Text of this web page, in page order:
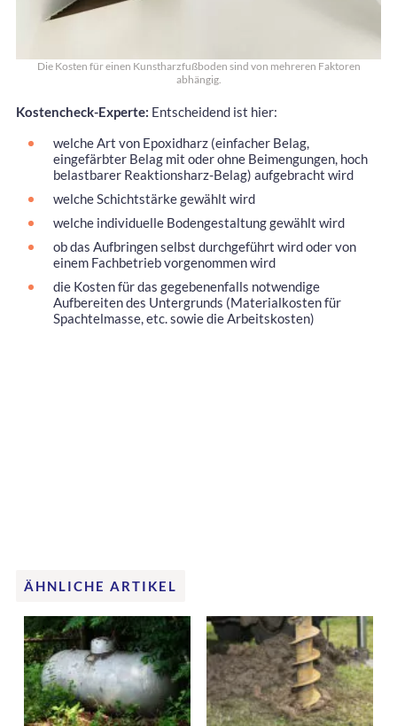
Die Kosten für einen Kunstharzfußboden sind von mehreren Faktoren
abhängig.
Kostencheck-Experte: Entscheidend ist hier:
welche Art von Epoxidharz (einfacher Belag,
eingefärbter Belag mit oder ohne Beimengungen, hoch
belastbarer Reaktionsharz-Belag) aufgebracht wird
welche Schichtstärke gewählt wird
welche individuelle Bodengestaltung gewählt wird
ob das Aufbringen selbst durchgeführt wird oder von
einem Fachbetrieb vorgenommen wird
die Kosten für das gegebenenfalls notwendige
Aufbereiten des Untergrunds (Materialkosten für
Spachtelmasse, etc. sowie die Arbeitskosten)
ÄHNLICHE ARTIKEL